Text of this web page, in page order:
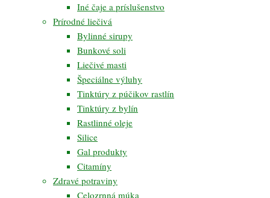
Iné čaje a príslušenstvo
Prírodné liečivá
Bylinné sirupy
Bunkové soli
Liečivé masti
Špeciálne výluhy
Tinktúry z púčikov rastlín
Tinktúry z bylín
Rastlinné oleje
Silice
Gal produkty
Citamíny
Zdravé potraviny
Celozrnná múka